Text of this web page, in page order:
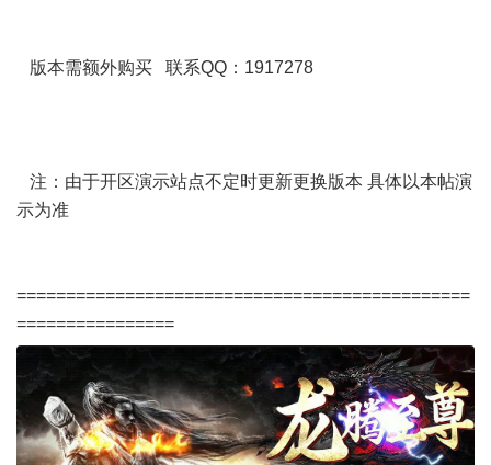
版本需额外购买 联系QQ：1917278
注：由于开区演示站点不定时更新更换版本 具体以本帖演
示为准
==============================================
================